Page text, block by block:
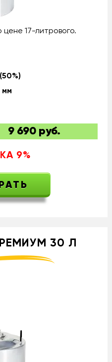
17-литрового.
мм
9 690 руб.
9%
30 Л